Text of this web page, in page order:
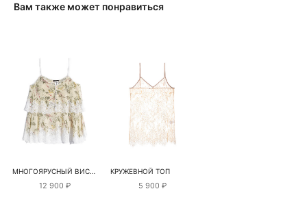
Вам также может понравиться
МНОГОЯРУСНЫЙ ВИСКОЗНЫЙ ТОП С ПРИНТОМ
12 900 ₽
КРУЖЕВНОЙ ТОП
5 900 ₽